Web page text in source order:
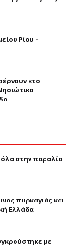
Ρίου –
«το
στην παραλία
πυρκαγιάς και
Ελλάδα
με